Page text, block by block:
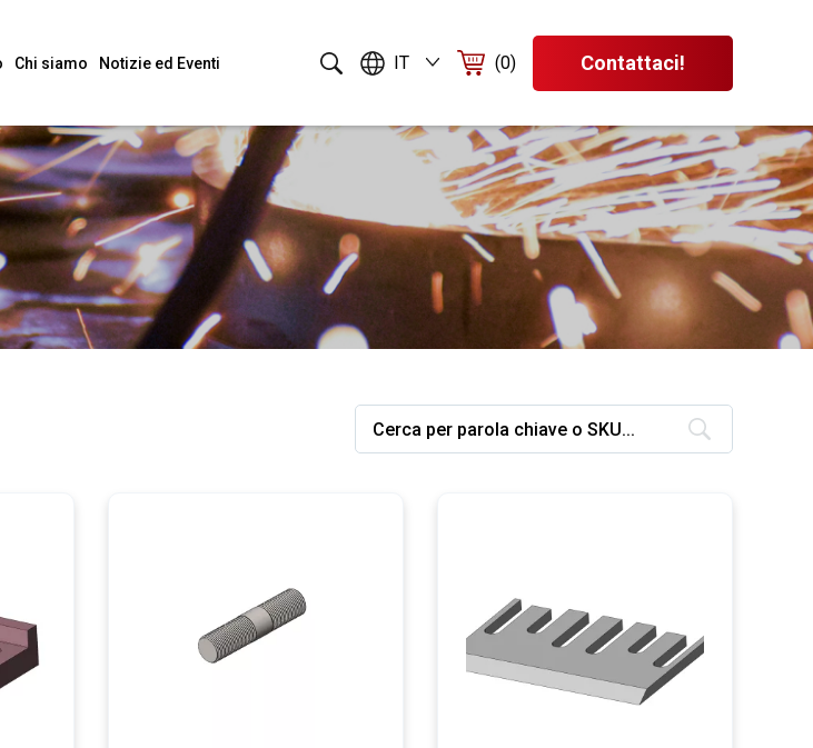
Chi siamo Notizie ed Eventi IT (0) Contattaci!